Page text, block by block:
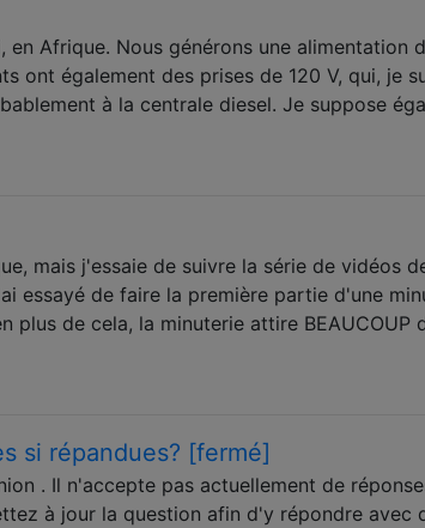
Afrique. Nous générons une alimentation
ont également des prises de 120 V, qui, je
à la centrale diesel. Je suppose
mais j'essaie de suivre la série de vidéos
essayé de faire la première partie d'une
plus de cela, la minuterie attire BEAUCOUP
si répandues? [fermé]
. Il n'accepte pas actuellement de
à jour la question afin d'y répondre avec